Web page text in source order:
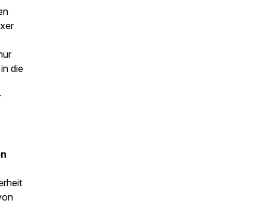
die